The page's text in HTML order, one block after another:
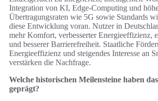
Integration von KI, Edge-Computing und
Übertragungsraten wie 5G sowie Standards
diese Entwicklung voran. Nutzer in
mehr Komfort, verbesserter Energieeffizienz,
und besserer Barrierefreiheit. Staatliche
Energieeffizienz und steigendes Interesse an
verstärken die Nachfrage.
Welche historischen Meilensteine haben
geprägt?